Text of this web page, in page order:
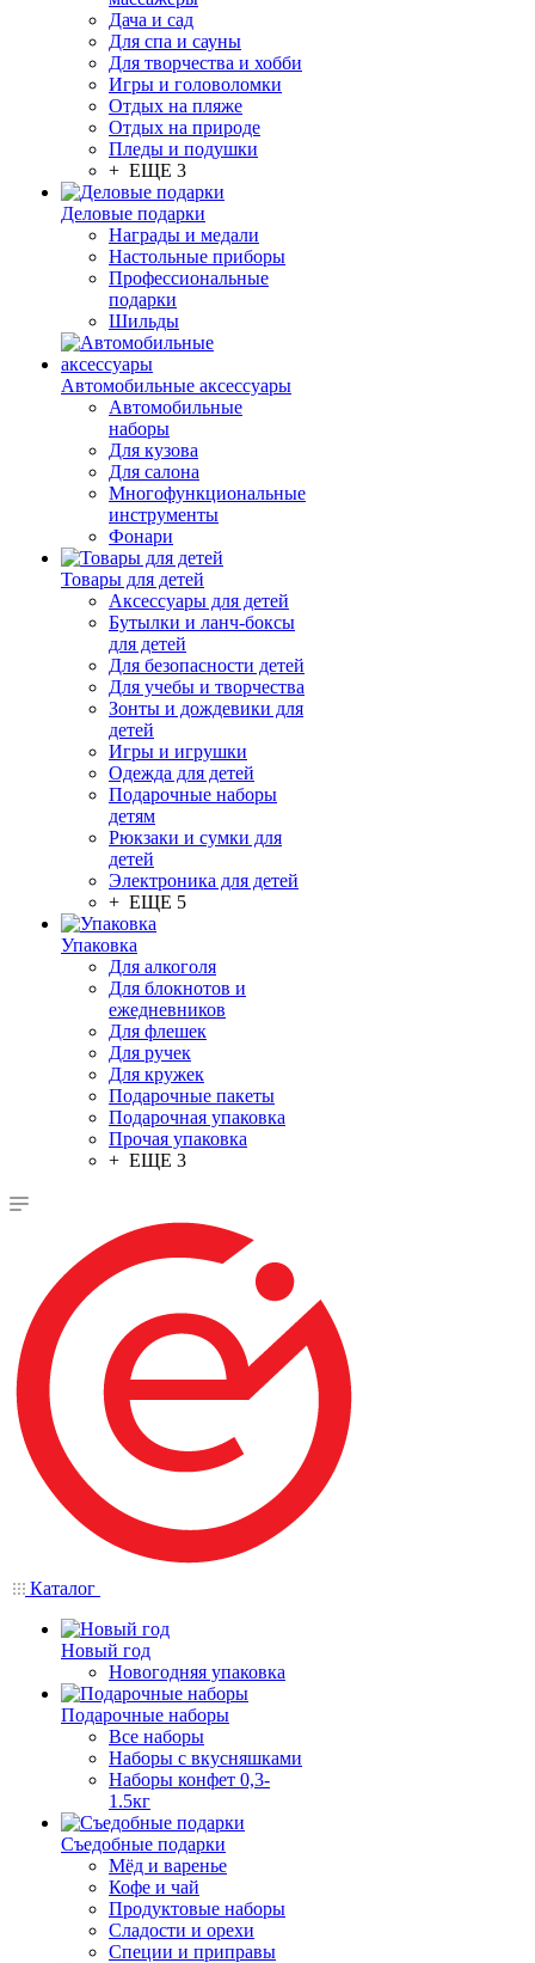
Дача и сад
Для спа и сауны
Для творчества и хобби
Игры и головоломки
Отдых на пляже
Отдых на природе
Пледы и подушки
+ ЕЩЕ 3
Деловые подарки
Награды и медали
Настольные приборы
Профессиональные
подарки
Шильды
Автомобильные аксессуары
Автомобильные
наборы
Для кузова
Для салона
Многофункциональные
инструменты
Фонари
Товары для детей
Аксессуары для детей
Бутылки и ланч-боксы
для детей
Для безопасности детей
Для учебы и творчества
Зонты и дождевики для
детей
Игры и игрушки
Одежда для детей
Подарочные наборы
детям
Рюкзаки и сумки для
детей
Электроника для детей
+ ЕЩЕ 5
Упаковка
Для алкоголя
Для блокнотов и
ежедневников
Для флешек
Для ручек
Для кружек
Подарочные пакеты
Подарочная упаковка
Прочая упаковка
+ ЕЩЕ 3
Каталог
Новый год
Новогодняя упаковка
Подарочные наборы
Все наборы
Наборы с вкусняшками
Наборы конфет 0,3-
1.5кг
Съедобные подарки
Мёд и варенье
Кофе и чай
Продуктовые наборы
Сладости и орехи
Специи и приправы